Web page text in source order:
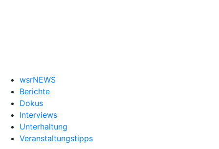
wsrNEWS
Berichte
Dokus
Interviews
Unterhaltung
Veranstaltungstipps